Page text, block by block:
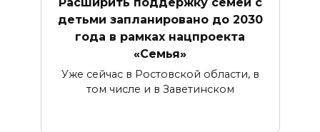
детьми запланировано до 2030
года в рамках нацпроекта
«Семья»
Уже сейчас в Ростовской области, в
том числе и в Заветинском